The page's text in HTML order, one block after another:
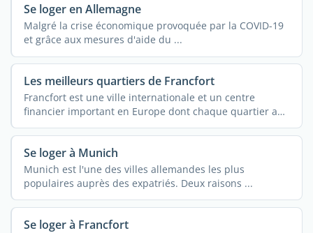
Se loger en Allemagne
Malgré la crise économique provoquée par la COVID-19
et grâce aux mesures d'aide du ...
Les meilleurs quartiers de Francfort
Francfort est une ville internationale et un centre
financier important en Europe dont chaque quartier a
une ...
Se loger à Munich
Munich est l'une des villes allemandes les plus
populaires auprès des expatriés. Deux raisons ...
Se loger à Francfort